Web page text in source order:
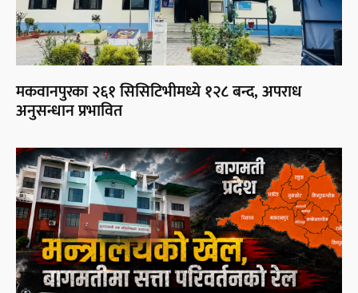
मकवानपुरका २६१ सिसिटिभीमध्ये १२८ बन्द, अपराध
अनुसन्धान प्रभावित